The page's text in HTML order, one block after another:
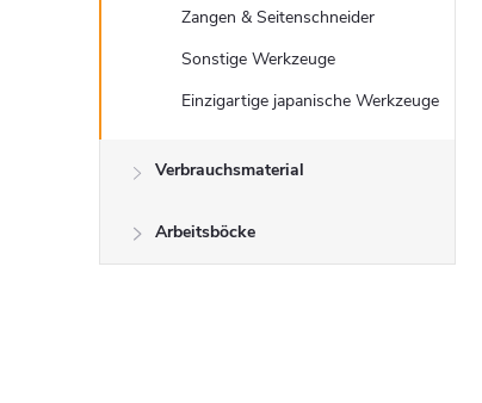
Zangen & Seitenschneider
Sonstige Werkzeuge
Einzigartige japanische Werkzeuge
Verbrauchsmaterial
Arbeitsböcke